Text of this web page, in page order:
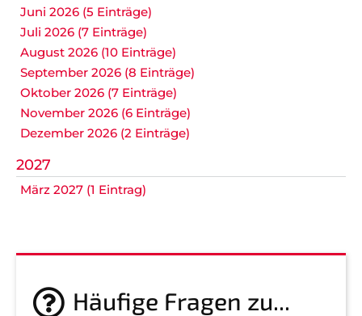
Juni 2026 (5 Einträge)
Juli 2026 (7 Einträge)
August 2026 (10 Einträge)
September 2026 (8 Einträge)
Oktober 2026 (7 Einträge)
November 2026 (6 Einträge)
Dezember 2026 (2 Einträge)
2027
März 2027 (1 Eintrag)
Häufige Fragen zu...